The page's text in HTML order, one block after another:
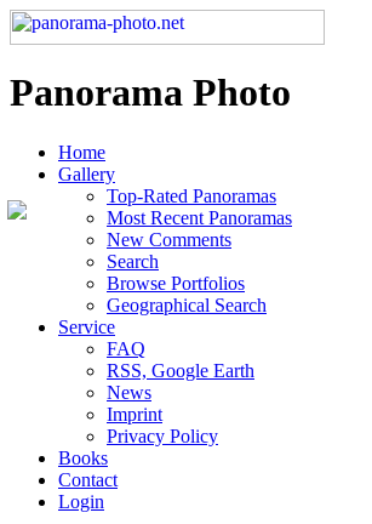
Panorama Photo
Home
Gallery
Top-Rated Panoramas
Most Recent Panoramas
New Comments
Search
Browse Portfolios
Geographical Search
Service
FAQ
RSS, Google Earth
News
Imprint
Privacy Policy
Books
Contact
Login